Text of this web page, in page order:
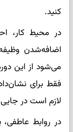
کنید.
در محیط کار،
اضافه‌شدن
می‌شود از این
فقط برای
لازم است در جایی
در روابط